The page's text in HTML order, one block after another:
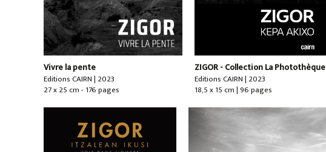
Vivre la pente
Editions CAIRN | 2023
27 x 25 cm - 176 pages
ZIGOR - Collection La Photothèque
Editions CAIRN | 2023
18,5 x 15 cm | 96 pages